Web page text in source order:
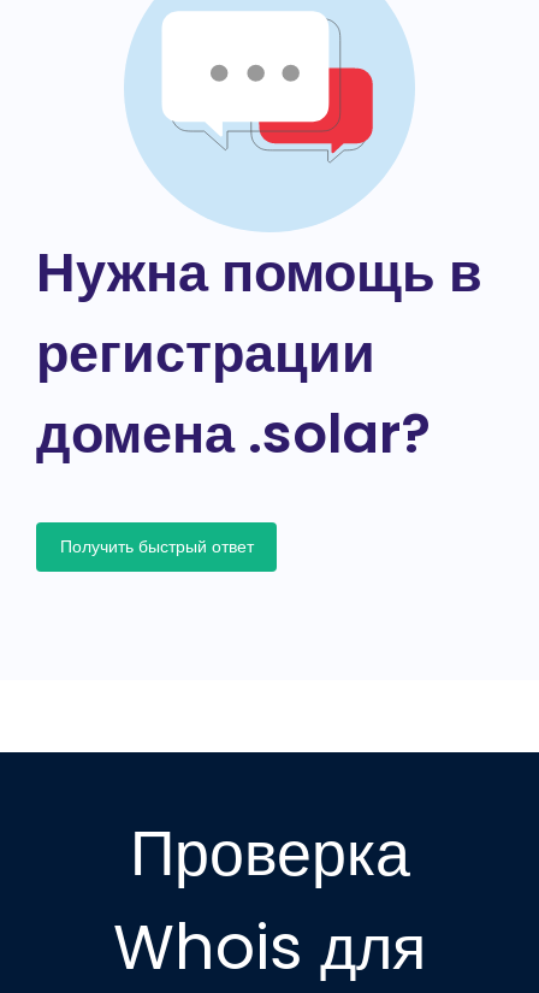
Нужна помощь в
регистрации
домена .solar?
Получить быстрый ответ
Проверка
Whois для